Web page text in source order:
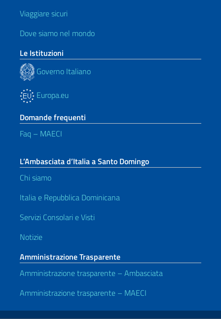
Viaggiare sicuri
Dove siamo nel mondo
Le Istituzioni
Governo Italiano
Europa.eu
Domande frequenti
Faq – MAECI
L’Ambasciata d’Italia a Santo Domingo
Chi siamo
Italia e Repubblica Dominicana
Servizi Consolari e Visti
Notizie
Amministrazione Trasparente
Amministrazione trasparente – Ambasciata
Amministrazione trasparente – MAECI